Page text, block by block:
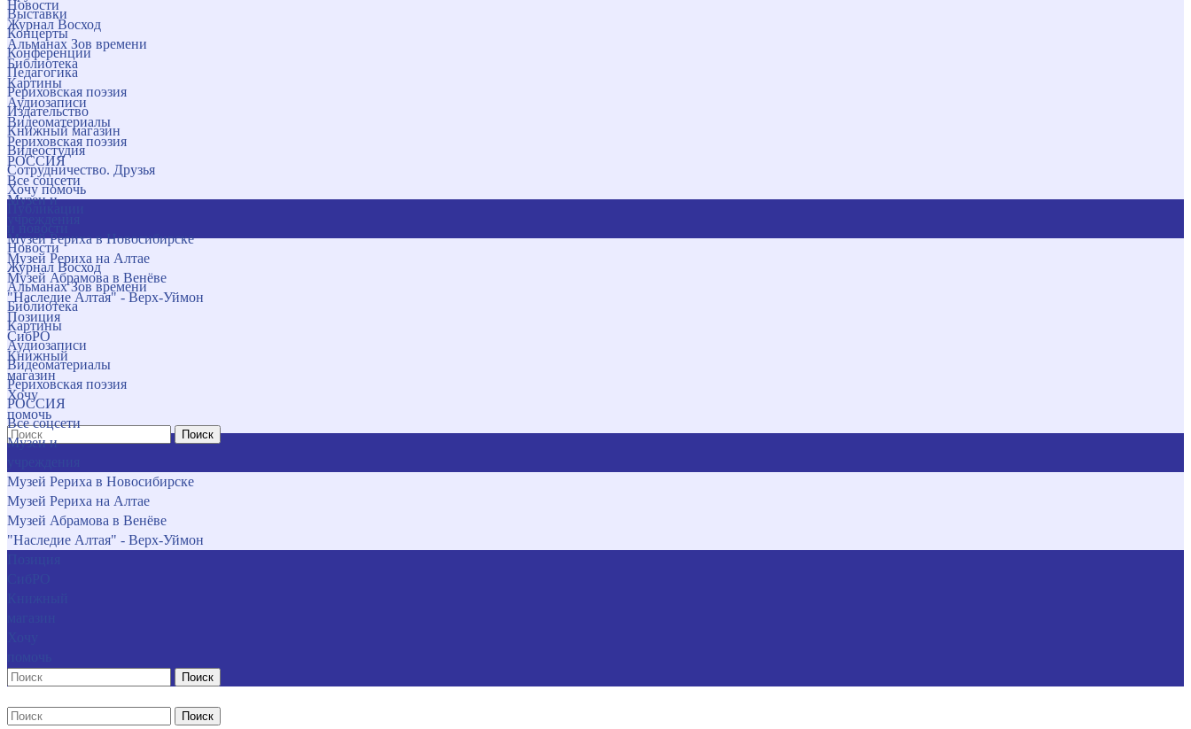
Новости
Журнал Восход
Альманах Зов времени
Библиотека
Картины
Аудиозаписи
Видеоматериалы
Рериховская поэзия
РОССИЯ
Все соцсети
Музеи и
Музей Рериха в Новосибирске
Музей Рериха на Алтае
Музей Абрамова в Венёве
"Наследие Алтая" - Верх-Уймон
Позиция
СибРО
Книжный
магазин
Хочу
помочь
Поиск
Выставки
Концерты
Конференции
Педагогика
Рериховская поэзия
Издательство
Книжный магазин
Видеостудия
Сотрудничество. Друзья
Хочу помочь
Новости
Журнал Восход
Альманах Зов времени
Библиотека
Картины
Аудиозаписи
Видеоматериалы
Рериховская поэзия
РОССИЯ
Все соцсети
Музеи и
Музей Рериха в Новосибирске
Музей Рериха на Алтае
Музей Абрамова в Венёве
"Наследие Алтая" - Верх-Уймон
Поиск
Поиск